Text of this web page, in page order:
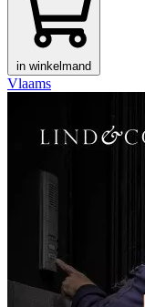
in winkelmand
Vlaams